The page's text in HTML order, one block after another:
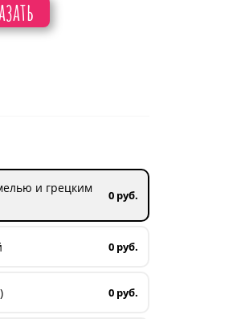
и грецким
0 руб.
0 руб.
0 руб.